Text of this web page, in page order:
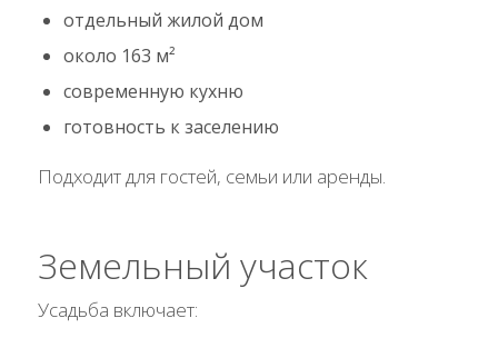
отдельный жилой дом
около 163 м²
современную кухню
готовность к заселению
Подходит для гостей, семьи или аренды.
Земельный участок
Усадьба включает: